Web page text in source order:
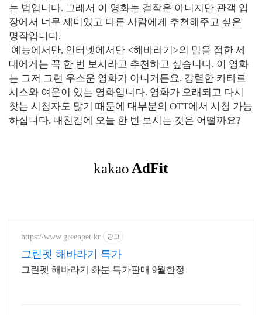
는 법입니다. 그래서 이 영화는 걸작은 아니지만 관객 입
장에서 너무 재미있고 다른 사람에게 추천해주고 싶은
명작입니다.
예능에서만, 인터넷에서만 <해바라기>의 밈을 접한 세
대에게는 꼭 한 번 보시라고 추천하고 싶습니다. 이 영화
는 그저 그런 우스운 영화가 아니거든요. 강렬한 카타르
시스와 여운이 있는 영화입니다. 영화가 오래되고 다시
찾는 시청자도 많기 때문에 대부분의 OTT에서 시청 가능
하십니다. 내친김에 오늘 한 번 보시는 것은 어떨까요?
https://www.greenpet.kr 광고
그린펫 해바라기 특가
그린펫 해바라기 화분 특가판매 9월한정